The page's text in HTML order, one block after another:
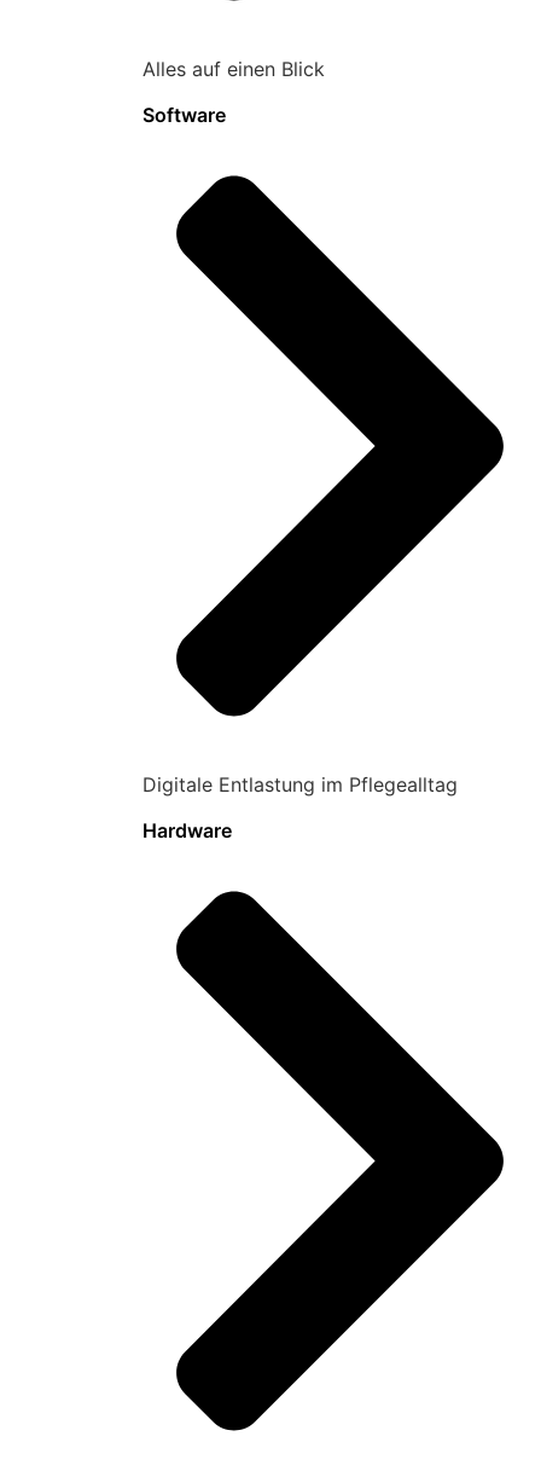
Alles auf einen Blick
Software
Digitale Entlastung im Pflegealltag
Hardware